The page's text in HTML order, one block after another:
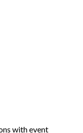
with event